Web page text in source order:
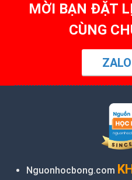
MỜI BẠN ĐẶT
CÙNG
Nguonhocbong.com